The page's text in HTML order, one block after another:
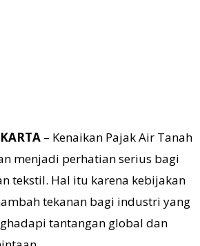
– Kenaikan Pajak Air Tanah
menjadi perhatian serius bagi
tekstil. Hal itu karena kebijakan
tekanan bagi industri yang
tantangan global dan